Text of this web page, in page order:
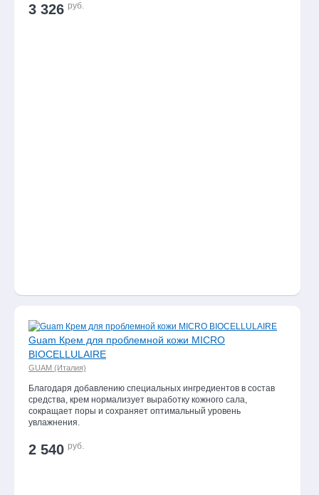
3 326 руб.
Guam Крем для проблемной кожи MICRO
BIOCELLULAIRE
GUAM (Италия)
Благодаря добавлению специальных ингредиентов в состав
средства, крем нормализует выработку кожного сала,
сокращает поры и сохраняет оптимальный уровень
увлажнения.
2 540 руб.